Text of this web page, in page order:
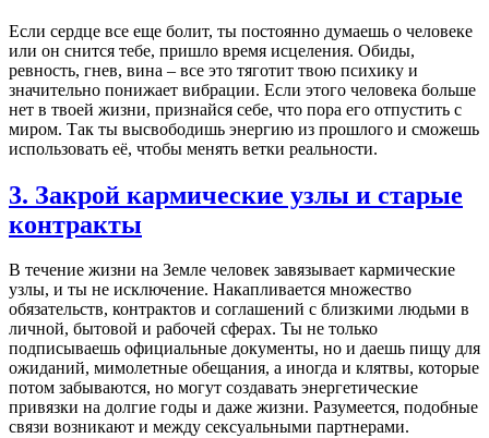
Если сердце все еще болит, ты постоянно думаешь о человеке
или он снится тебе, пришло время исцеления. Обиды,
ревность, гнев, вина – все это тяготит твою психику и
значительно понижает вибрации. Если этого человека больше
нет в твоей жизни, признайся себе, что пора его отпустить с
миром. Так ты высвободишь энергию из прошлого и сможешь
использовать её, чтобы менять ветки реальности.
3. Закрой кармические узлы и старые
контракты
В течение жизни на Земле человек завязывает кармические
узлы, и ты не исключение. Накапливается множество
обязательств, контрактов и соглашений с близкими людьми в
личной, бытовой и рабочей сферах. Ты не только
подписываешь официальные документы, но и даешь пищу для
ожиданий, мимолетные обещания, а иногда и клятвы, которые
потом забываются, но могут создавать энергетические
привязки на долгие годы и даже жизни. Разумеется, подобные
связи возникают и между сексуальными партнерами.